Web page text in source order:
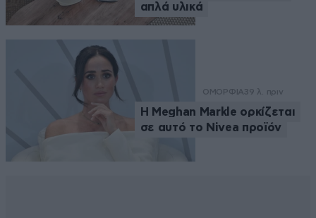
απλά υλικά
ΟΜΟΡΦΙΑ39 λ. πριν
Η Meghan Markle ορκίζεται
σε αυτό το Nivea προϊόν